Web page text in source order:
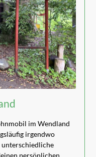
im Wendland
irgendwo